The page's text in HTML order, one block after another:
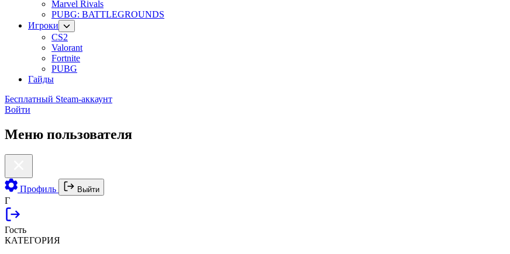
Marvel Rivals
PUBG: BATTLEGROUNDS
Игроки
CS2
Valorant
Fortnite
PUBG
Гайды
Бесплатный Steam-аккаунт
Войти
Меню пользователя
Профиль Выйти
Г
Гость
КАТЕГОРИЯ